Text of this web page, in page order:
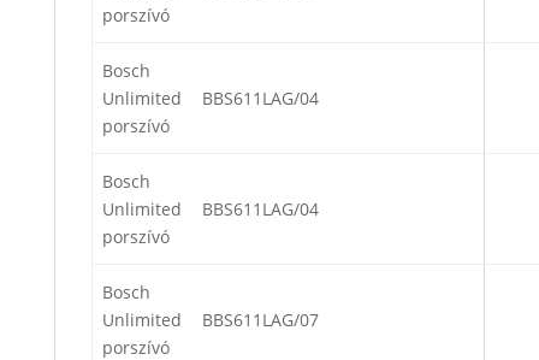
porszívó
Bosch
Unlimited
porszívó
BBS611LAG/04
Bosch
Unlimited
porszívó
BBS611LAG/04
Bosch
Unlimited
porszívó
BBS611LAG/07